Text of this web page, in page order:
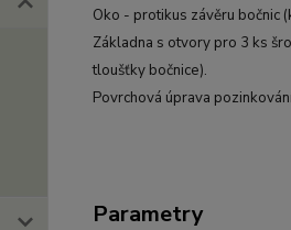
Oko - protikus závěru bočnic
Základna s otvory pro 3 ks
tloušťky bočnice).
Povrchová úprava
Parametry